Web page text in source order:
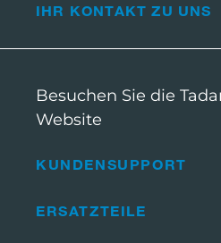
KUNDENSUPPORT
ERSATZTEILE
IHR KONTAKT ZU UNS
Besuchen Sie die
Website